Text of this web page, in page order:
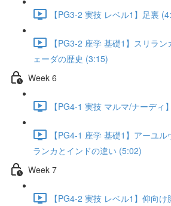
【PG3-2 実技 レベル1】足裏
【PG3-2 座学 基礎1】スリラ
ェーダの歴史 (3:15)
Week 6
【PG4-1 実技 マルマ/ナーディ
【PG4-1 座学 基礎1】アーユ
ランカとインドの違い (5:02)
Week 7
【PG4-2 実技 レベル1】仰向